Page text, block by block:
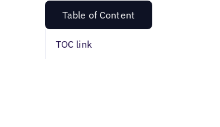
Table of Content
TOC link